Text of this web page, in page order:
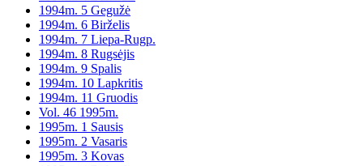
1994m. 5 Gegužė
1994m. 6 Birželis
1994m. 7 Liepa-Rugp.
1994m. 8 Rugsėjis
1994m. 9 Spalis
1994m. 10 Lapkritis
1994m. 11 Gruodis
Vol. 46 1995m.
1995m. 1 Sausis
1995m. 2 Vasaris
1995m. 3 Kovas